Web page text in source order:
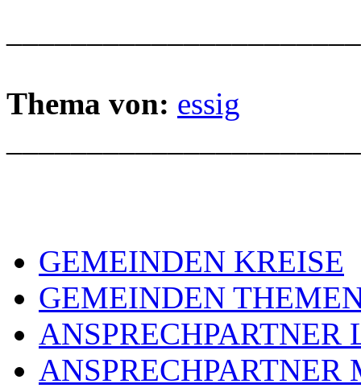
Thema von: essig
GEMEINDEN KREISE
GEMEINDEN
ANSPRECHPARTNER
ANSPRECHPARTNER